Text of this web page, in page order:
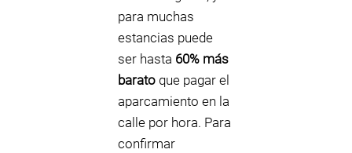
para muchas
estancias puede
ser hasta 60% más
barato que pagar el
aparcamiento en la
calle por hora. Para
confirmar